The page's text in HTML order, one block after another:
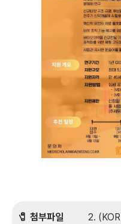
🧷 첨부파일
2.